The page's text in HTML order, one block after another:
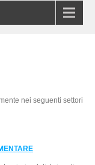
nei seguenti settori